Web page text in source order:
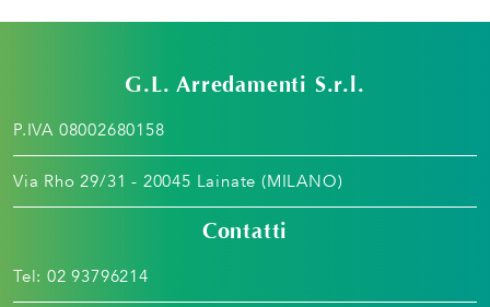
G.L. Arredamenti S.r.l.
P.IVA 08002680158
Via Rho 29/31 - 20045 Lainate (MILANO)
Contatti
Tel: 02 93796214